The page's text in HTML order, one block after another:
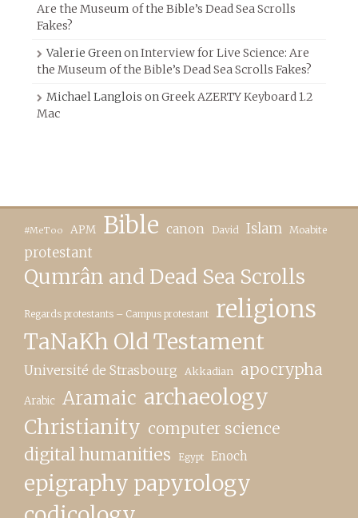
Are the Museum of the Bible’s Dead Sea Scrolls
Fakes?
Valerie GreenonInterview for Live Science: Are
the Museum of the Bible’s Dead Sea Scrolls Fakes?
Michael Langlois onGreek AZERTY Keyboard 1.2
Mac
#MeToo APM Bible canon David Islam Moabite
protestant
Qumrân and Dead Sea Scrolls
Regards protestants – Campus protestant religions
TaNaKh Old Testament
Université de Strasbourg Akkadian apocrypha
Arabic Aramaic archaeology
Christianity computer science
digital humanities Egypt Enoch
epigraphy papyrology